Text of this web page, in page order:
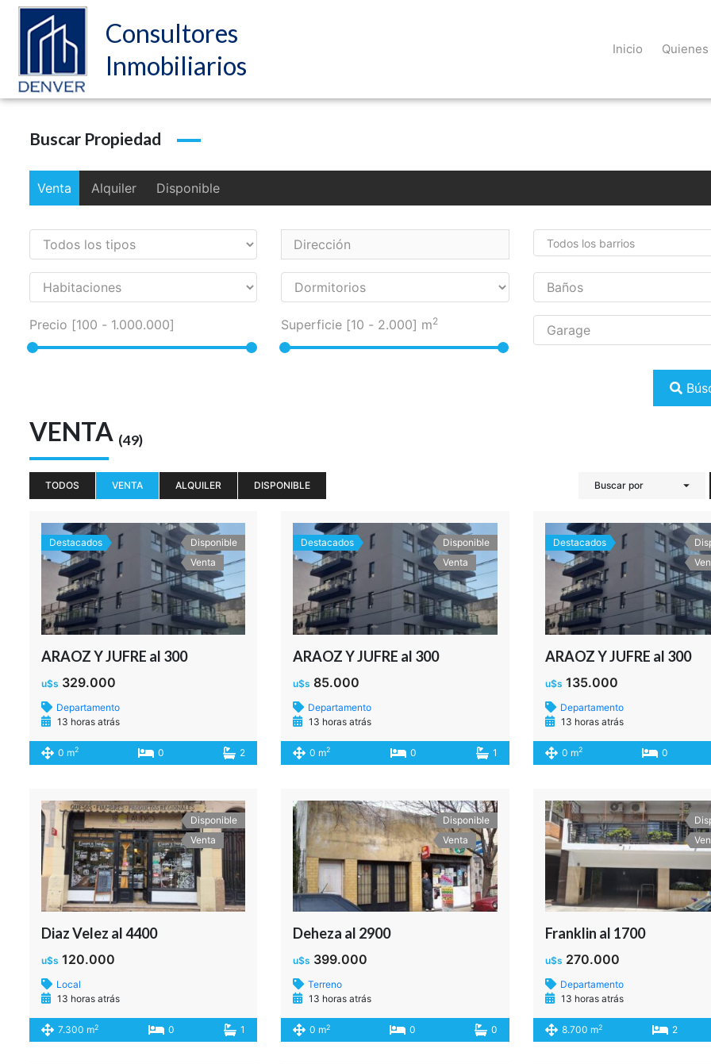
Consultores
Inmobiliarios
Inicio
Buscar Propiedad
Venta Alquiler Disponible
Todos los barrios
Precio [100 - 1.000.000] Superficie [10 - 2.000] m2
VENTA (49)
TODOS VENTA ALQUILER DISPONIBLE Buscar por
Destacados
Disponible
Venta
ARAOZ Y JUFRE al 300
u$s 329.000
Departamento
13 horas atrás
0 m2 0 2
Destacados
Disponible
Venta
ARAOZ Y JUFRE al 300
u$s 85.000
Departamento
13 horas atrás
0 m2 0 1
Destacados
ARAOZ Y JUFRE al 300
u$s 135.000
Departamento
13 horas atrás
0 m2 0
Disponible
Venta
Diaz Velez al 4400
u$s 120.000
Local
13 horas atrás
7.300 m2 0 1
Disponible
Venta
Deheza al 2900
u$s 399.000
Terreno
13 horas atrás
0 m2 0 0
Franklin al 1700
u$s 270.000
Departamento
13 horas atrás
8.700 m2 2